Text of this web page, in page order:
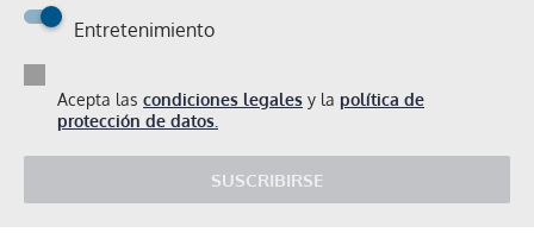
Entretenimiento
Acepta las condiciones legales y la política de
protección de datos.
SUSCRIBIRSE